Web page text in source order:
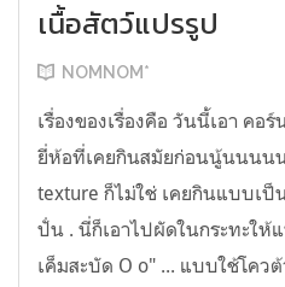
เนื้อสัตว์แปรรูป
NOMNOM*
เรื่องของเรื่องคือ วันนี้เอา คอ
ยี่ห้อที่เคยกินสมัยก่อนนู้นนนนน
texture ก็ไม่ใช่ เคยกินแบบเป็
ปั่น . นี่ก็เอาไปผัดในกระทะให้
เค็มสะบัด O o" ... แบบใช้โคว